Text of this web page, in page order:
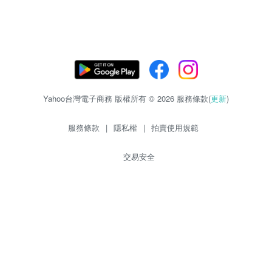
Yahoo台灣電子商務 版權所有 © 2026 服務條款(更新)
服務條款 | 隱私權 | 拍賣使用規範
交易安全